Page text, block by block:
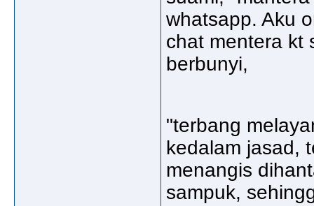
whatsapp. Aku
chat mentera kt
berbunyi,
"terbang
kedalam jasad,
menangis
sampuk,